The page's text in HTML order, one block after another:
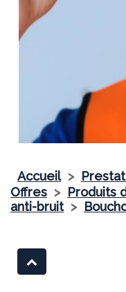
Accueil >
Offres > Produits
anti-bruit >